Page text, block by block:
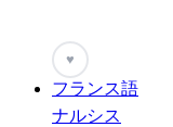
♥
フランス語
ナルシス